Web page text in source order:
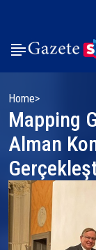
Home
Mapping
Alman